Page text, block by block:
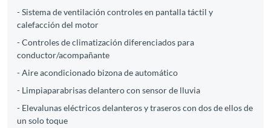
- Sistema de ventilación controles en pantalla táctil y
calefacción del motor
- Controles de climatización diferenciados para
conductor/acompañante
- Aire acondicionado bizona de automático
- Limpiaparabrisas delantero con sensor de lluvia
- Elevalunas eléctricos delanteros y traseros con dos de ellos de
un solo toque